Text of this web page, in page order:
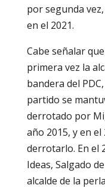
por segunda
en el 2021.
Cabe señalar
primera vez la
bandera del
partido se
derrotado por
año 2015, y en
derrotarlo. En el
Ideas, Salgado
alcalde de la